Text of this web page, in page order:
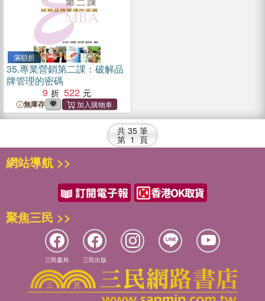
滿額折
35.專業營銷第二課：破解品
牌管理的密碼
9
522
無庫存
共 35 筆
第 1 頁
網站導航 >>
聚焦三民 >>
三民書局 三民出版